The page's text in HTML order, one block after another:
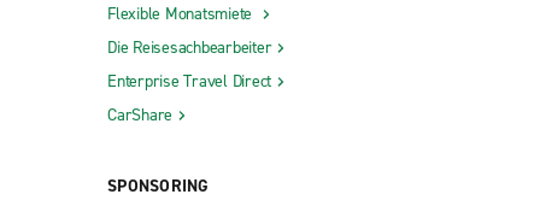
Flexible Monatsmiete
Die Reisesachbearbeiter
Enterprise Travel Direct
CarShare
SPONSORING